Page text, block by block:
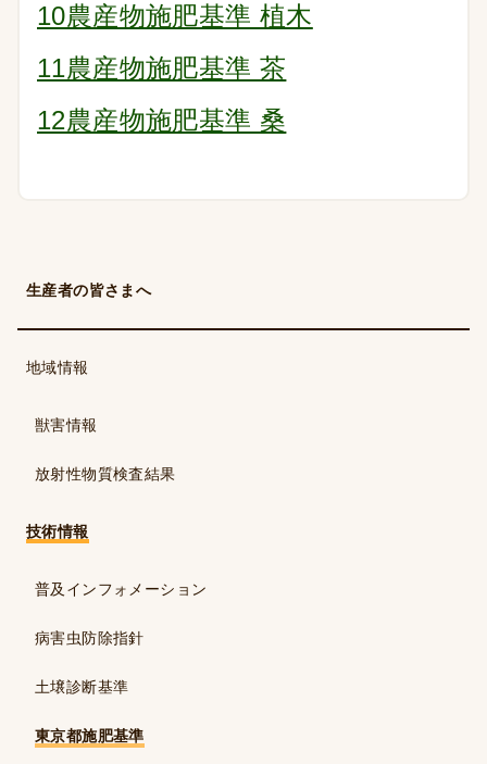
生産者の皆さまへ
地域情報
獣害情報
放射性物質検査結果
技術情報
普及インフォメーション
病害虫防除指針
土壌診断基準
東京都施肥基準
10農産物施肥基準 植木
11農産物施肥基準 茶
12農産物施肥基準 桑